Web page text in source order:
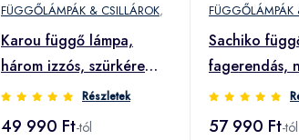
FÜGGŐLÁMPÁK & CSILLÁROK,
Karou függő lámpa,
három izzós, szürkére
pácolt
Részletek
49 990 Ft-tól
FÜGGŐLÁMPÁK
Sachiko
fagerendás,
textilbúra
57 990 Ft-tól